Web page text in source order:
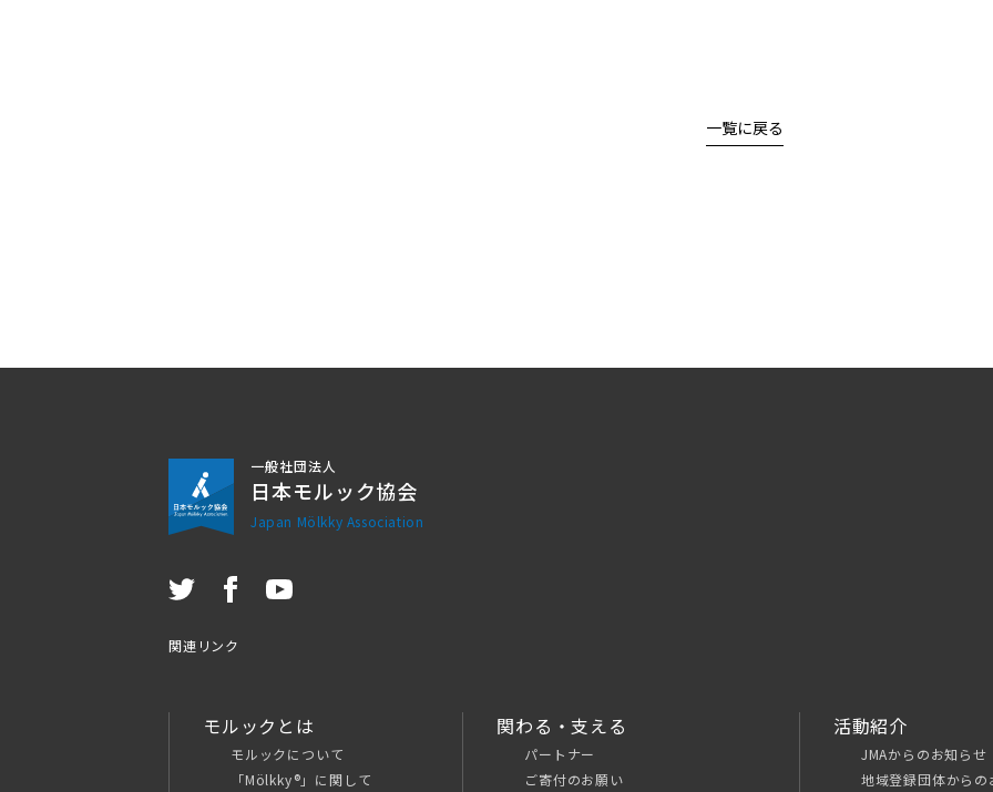
一覧に戻る
一般社団法人
日本モルック協会
Japan Mölkky Association
関連リンク
モルックとは
モルックについて
「Mölkky®」に関して
関わる・支える
パートナー
ご寄付のお願い
活動紹介
JMAからのお知らせ
地域登録団体からの